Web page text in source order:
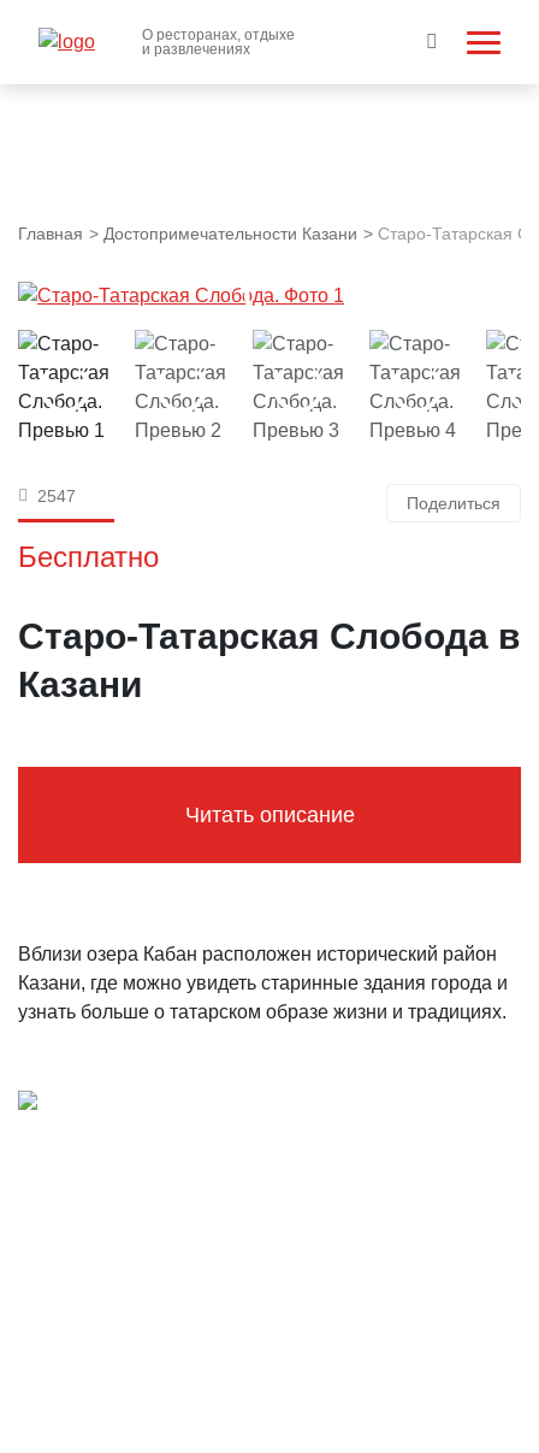
О ресторанах, отдыхе
и развлечениях
Главная Достопримечательности Казани Старо-Татарская
2547
Бесплатно
Поделиться
Старо-Татарская Слобода в
Казани
Читать описание
Вблизи озера Кабан расположен исторический район
Казани, где можно увидеть старинные здания города и
узнать больше о татарском образе жизни и традициях.